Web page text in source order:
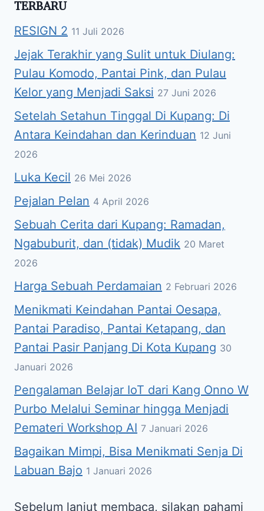
TERBARU
RESIGN 2 11 Juli 2026
Jejak Terakhir yang Sulit untuk Diulang:
Pulau Komodo, Pantai Pink, dan Pulau
Kelor yang Menjadi Saksi 27 Juni 2026
Setelah Setahun Tinggal Di Kupang: Di
Antara Keindahan dan Kerinduan 12 Juni
2026
Luka Kecil 26 Mei 2026
Pejalan Pelan 4 April 2026
Sebuah Cerita dari Kupang: Ramadan,
Ngabuburit, dan (tidak) Mudik 20 Maret
2026
Harga Sebuah Perdamaian 2 Februari 2026
Menikmati Keindahan Pantai Oesapa,
Pantai Paradiso, Pantai Ketapang, dan
Pantai Pasir Panjang Di Kota Kupang 30
Januari 2026
Pengalaman Belajar IoT dari Kang Onno W
Purbo Melalui Seminar hingga Menjadi
Pemateri Workshop AI 7 Januari 2026
Bagaikan Mimpi, Bisa Menikmati Senja Di
Labuan Bajo 1 Januari 2026
Sebelum lanjut membaca, silakan pahami